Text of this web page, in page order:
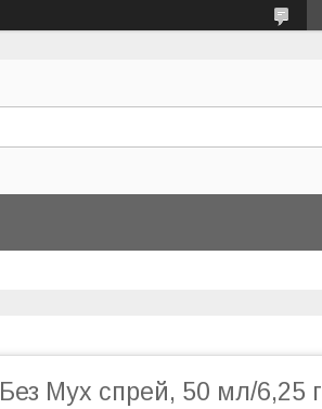
Без Мух спрей, 50 мл/6,25 г